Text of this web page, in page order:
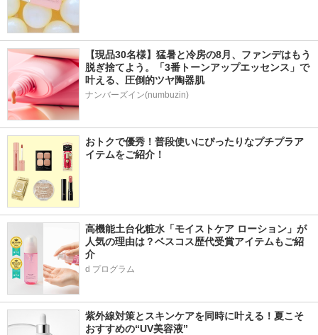
【現品30名様】猛暑と冷房の8月、ファンデはもう
脱ぎ捨てよう。「3番トーンアップエッセンス」で
叶える、圧倒的ツヤ陶器肌
ナンバーズイン(numbuzin)
おトクで優秀！普段使いにぴったりなプチプラア
イテムをご紹介！
高機能土台化粧水「モイストケア ローション」が
人気の理由は？ベスコス歴代受賞アイテムもご紹
介
d プログラム
紫外線対策とスキンケアを同時に叶える！夏こそ
おすすめの“UV美容液”